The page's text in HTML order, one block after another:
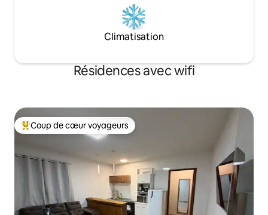
Climatisation
Résidences avec wifi
Coups de cœur voyageurs les plus appréciés
Coup de cœur voyageurs